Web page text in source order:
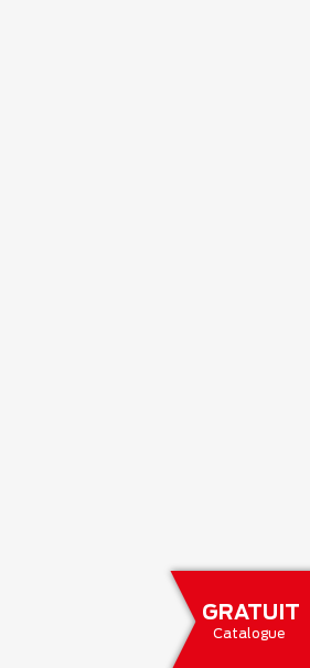
GRATUIT
Catalogue